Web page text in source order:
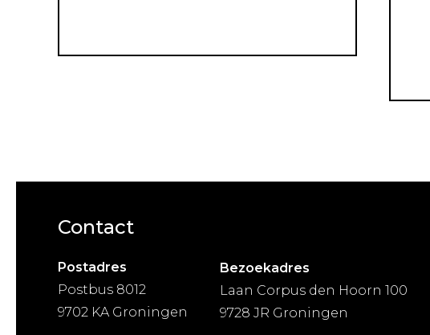
Contact
Postadres
Postbus 8012
9702 KA Groningen
Bezoekadres
Laan Corpus den Hoorn 100
9728 JR Groningen